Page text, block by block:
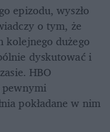
epizodu, wyszło
o tym, że
kolejnego dużego
dyskutować i
HBO
pewnymi
pokładane w nim